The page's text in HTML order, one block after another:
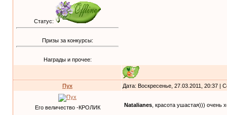
Статус:
Призы за конкурсы:
Награды и прочее:
Пух Дата: Воскресенье, 27.03.2011, 20:37 |
Его величество -КРОЛИК
Natalianes , красота ушастая))) очень